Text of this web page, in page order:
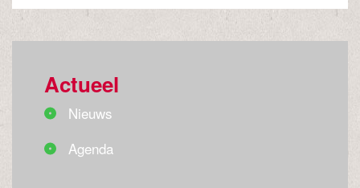
Actueel
Nieuws
Agenda